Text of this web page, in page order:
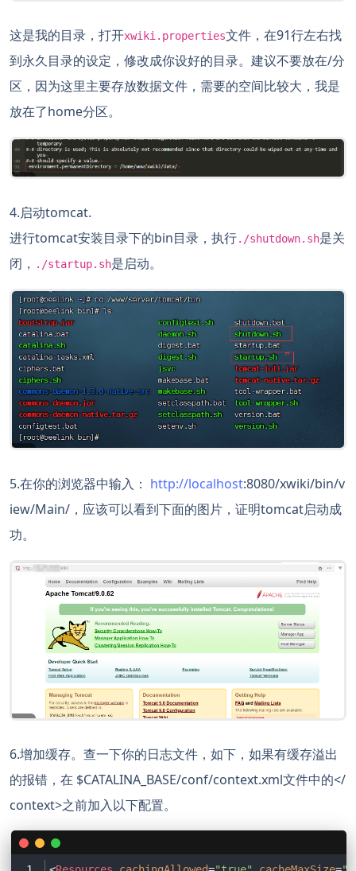
这是我的目录，打开xwiki.properties文件，在91行左右找
到永久目录的设定，修改成你设好的目录。建议不要放在/分
区，因为这里主要存放数据文件，需要的空间比较大，我是
放在了home分区。
4.启动tomcat.
进行tomcat安装目录下的bin目录，执行./shutdown.sh是关
闭，
./startup.sh是启动。
5.在你的浏览器中输入： http://localhost:8080/xwiki/bin/v
iew/Main/，应该可以看到下面的图片，证明tomcat启动成
功。
6.增加缓存。查一下你的日志文件，如下，如果有缓存溢出
的报错，在 $CATALINA_BASE/conf/context.xml文件中的</
context>之前加入以下配置。